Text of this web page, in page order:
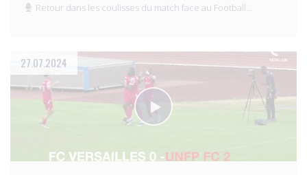
Retour dans les coulisses du match face au Football…
27.07.2024